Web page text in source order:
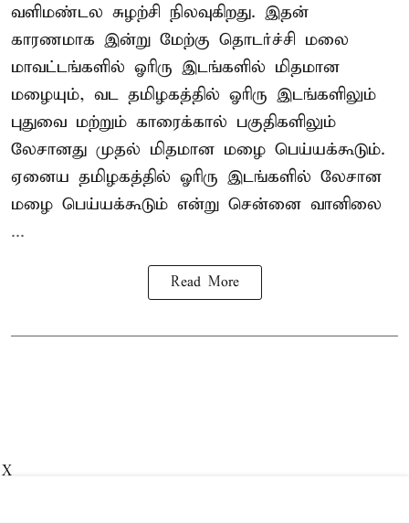
வளிமண்டல சுழற்சி நிலவுகிறது. இதன்
காரணமாக இன்று மேற்கு தொடர்ச்சி மலை
மாவட்டங்களில் ஓரிரு இடங்களில் மிதமான
மழையும், வட தமிழகத்தில் ஓரிரு இடங்களிலும்
புதுவை மற்றும் காரைக்கால் பகுதிகளிலும்
லேசானது முதல் மிதமான மழை பெய்யக்கூடும்.
ஏனைய தமிழகத்தில் ஓரிரு இடங்களில் லேசான
மழை பெய்யக்கூடும் என்று சென்னை வானிலை
...
Read More
X